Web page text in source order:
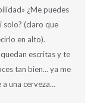
¿Me puedes
solo? (claro que
en alto).
escritas y te
tan bien… ya me
una cerveza…